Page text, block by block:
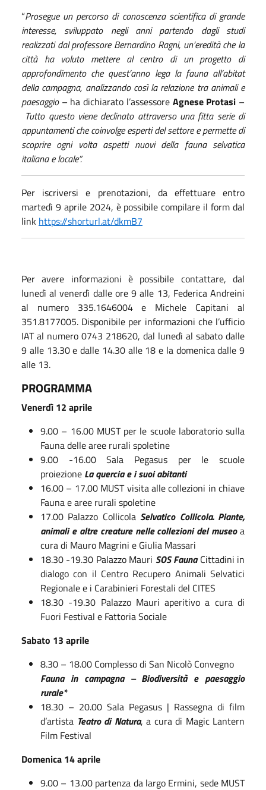
“Prosegue un percorso di conoscenza scientifica di grande
interesse, sviluppato negli anni partendo dagli studi
realizzati dal professore Bernardino Ragni, un’eredità che la
città ha voluto mettere al centro di un progetto di
approfondimento che quest’anno lega la fauna all’abitat
della campagna, analizzando così la relazione tra animali e
paesaggio– ha dichiarato l’assessore Agnese Protasi –
Tutto questo viene declinato attraverso una fitta serie di
appuntamenti checoinvolge esperti del settoree permette di
scoprire ogni volta aspetti nuovi della fauna selvatica
italiana e locale”.
Per iscriversi e prenotazioni, da effettuare entro
martedì 9 aprile 2024, è possibile compilare il form dal
link https://shorturl.at/dkmB7
Per avere informazioni è possibile contattare, dal
lunedì al venerdì dalle ore 9 alle 13, Federica Andreini
al numero 335.1646004 e Michele Capitani al
351.8177005. Disponibile per informazioni che l’ufficio
IAT al numero 0743 218620, dal lunedì al sabato dalle
9 alle 13.30 e dalle 14.30 alle 18 e la domenica dalle 9
alle 13.
PROGRAMMA
Venerdì 12 aprile
9.00 – 16.00 MUST per le scuole laboratorio sulla
Fauna delle aree rurali spoletine
9.00 -16.00 Sala Pegasus per le scuole
proiezione La quercia e i suoi abitanti
16.00 – 17.00 MUST visita alle collezioni in chiave
Fauna e aree rurali spoletine
17.00 Palazzo Collicola Selvatico Collicola. Piante,
animali e altre creature nelle collezioni del museoa
cura di Mauro Magrini e Giulia Massari
18.30 -19.30 Palazzo Mauri SOS FaunaCittadini in
dialogo con il Centro Recupero Animali Selvatici
Regionale e i Carabinieri Forestali del CITES
18.30 -19.30 Palazzo Mauri aperitivo a cura di
Fuori Festival e Fattoria Sociale
Sabato 13 aprile
8.30 – 18.00 Complesso di San Nicolò Convegno
Fauna in campagna – Biodiversità e paesaggio
rurale*
18.30 – 20.00 Sala Pegasus | Rassegna di film
d’artista Teatro di Natura, a cura di Magic Lantern
Film Festival
Domenica 14 aprile
9.00 – 13.00 partenza da largo Ermini, sede MUST